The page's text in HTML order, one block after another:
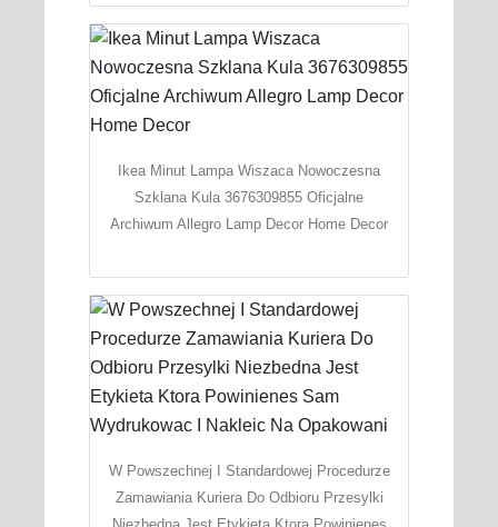
Ikea Minut Lampa Wiszaca Nowoczesna
Szklana Kula 3676309855 Oficjalne
Archiwum Allegro Lamp Decor Home Decor
W Powszechnej I Standardowej Procedurze
Zamawiania Kuriera Do Odbioru Przesylki